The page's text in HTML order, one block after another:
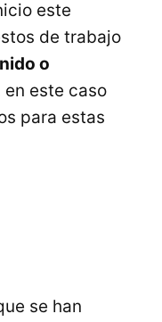
este
de trabajo
o
en este caso
para estas
se han